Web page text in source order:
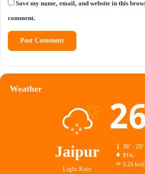
Save my name, email, and website in this
comment.
Weather
Jaipur
Light Rain
26º - 25º
81%
5.25